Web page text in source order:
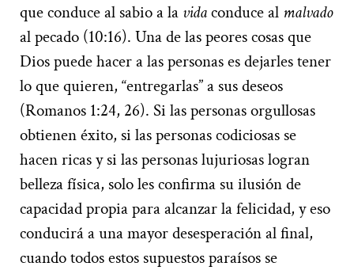
que conduce al sabio a la vidaconduce al malvado
al pecado (10:16). Una de las peores cosas que
Dios puede hacer a las personas es dejarles tener
lo que quieren, “entregarlas” a sus deseos
(Romanos 1:24, 26). Si las personas orgullosas
obtienen éxito, si las personas codiciosas se
hacen ricas y si las personas lujuriosas logran
belleza física, solo les confirma su ilusión de
capacidad propia para alcanzar la felicidad, y eso
conducirá a una mayor desesperación al final,
cuando todos estos supuestos paraísos se